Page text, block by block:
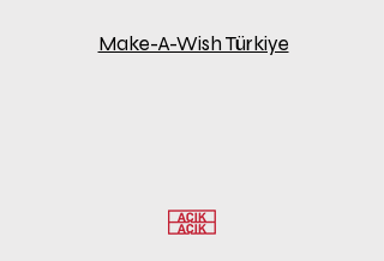
Make-A-Wish Türkiye